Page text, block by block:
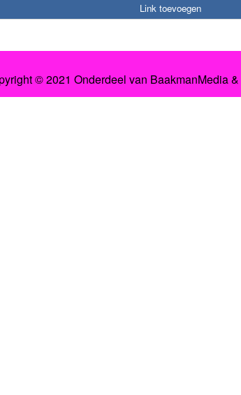
Link toevoegen
© 2021 Onderdeel van BaakmanMedia&